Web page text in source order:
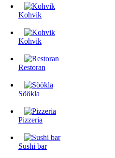
Kohvik
Kohvik
Restoran
Söökla
Pizzeria
Sushi bar